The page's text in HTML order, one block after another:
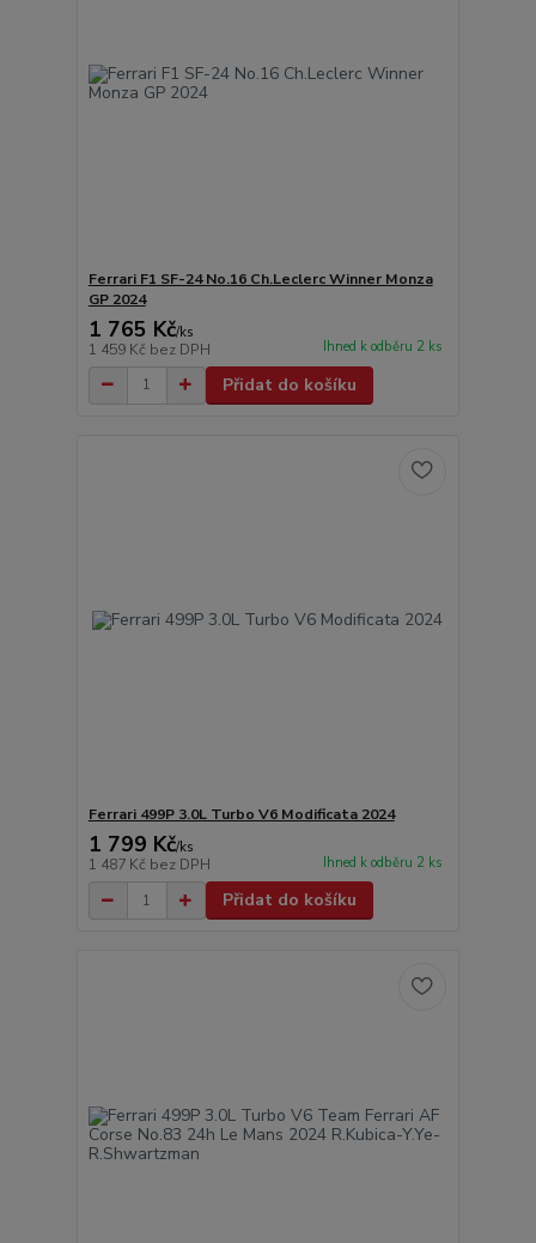
Ferrari F1 SF-24 No.16 Ch.Leclerc Winner Monza
GP 2024
1 765 Kč/ks
1 459 Kč bez DPH Ihned k odběru 2 ks
Přidat do košíku
Ferrari 499P 3.0L Turbo V6 Modificata 2024
1 799 Kč/ks
1 487 Kč bez DPH Ihned k odběru 2 ks
Přidat do košíku